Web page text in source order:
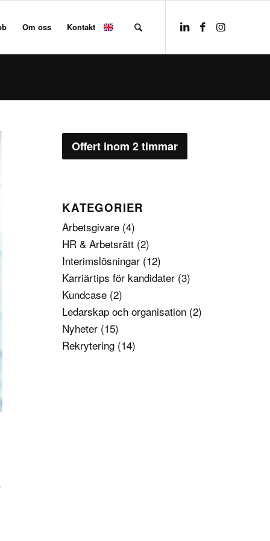
Om oss Kontakt
Offert inom 2 timmar
KATEGORIER
Arbetsgivare (4)
HR & Arbetsrätt (2)
Interimslösningar (12)
Karriärtips för kandidater (3)
Kundcase (2)
Ledarskap och organisation (2)
Nyheter (15)
Rekrytering (14)